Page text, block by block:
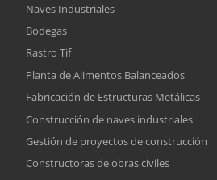
Naves Industriales
Bodegas
Rastro Tif
Planta de Alimentos Balanceados
Fabricación de Estructuras Metálicas
Construcción de naves industriales
Gestión de proyectos de construcción
Constructoras de obras civiles